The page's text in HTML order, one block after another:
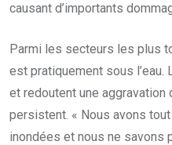
causant d’importants
Parmi les secteurs les plus
est pratiquement sous
et redoutent une
persistent. « Nous avons
inondées et nous ne savons